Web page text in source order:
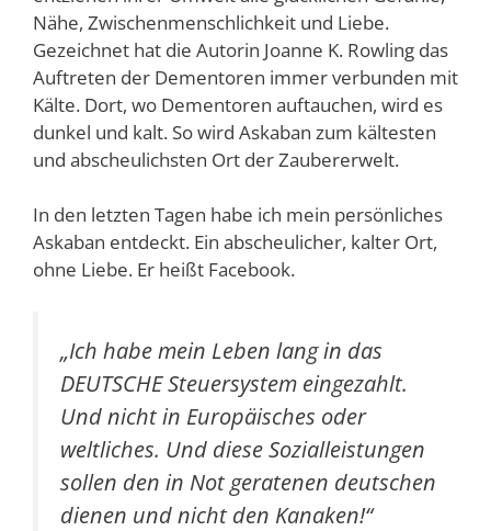
Nähe, Zwischenmenschlichkeit und Liebe.
Gezeichnet hat die Autorin Joanne K. Rowling das
Auftreten der Dementoren immer verbunden mit
Kälte. Dort, wo Dementoren auftauchen, wird es
dunkel und kalt. So wird Askaban zum kältesten
und abscheulichsten Ort der Zaubererwelt.
In den letzten Tagen habe ich mein persönliches
Askaban entdeckt. Ein abscheulicher, kalter Ort,
ohne Liebe. Er heißt Facebook.
„Ich habe mein Leben lang in das
DEUTSCHE Steuersystem eingezahlt.
Und nicht in Europäisches oder
weltliches. Und diese Sozialleistungen
sollen den in Not geratenen deutschen
dienen und nicht den Kanaken!“